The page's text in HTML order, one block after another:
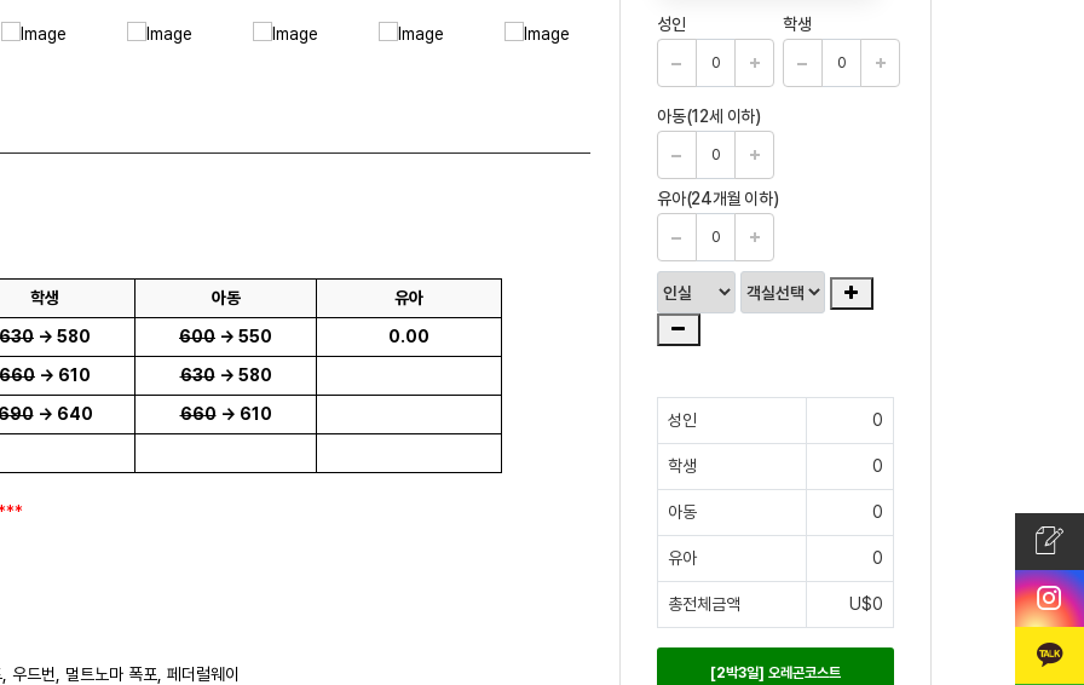
학생 아동
유아
630 -> 580 600 -> 550
0.00
660 -> 610 630-> 580
-> 640 660-> 610
***
드번, 멀트노마 폭포, 페더럴웨이
성인 학생
아동(12세 이하)
유아(24개월 이하)
성인 0
학생 0
아동 0
유아 0
총전체금액 U$0
[2박3일] 오레곤코스트